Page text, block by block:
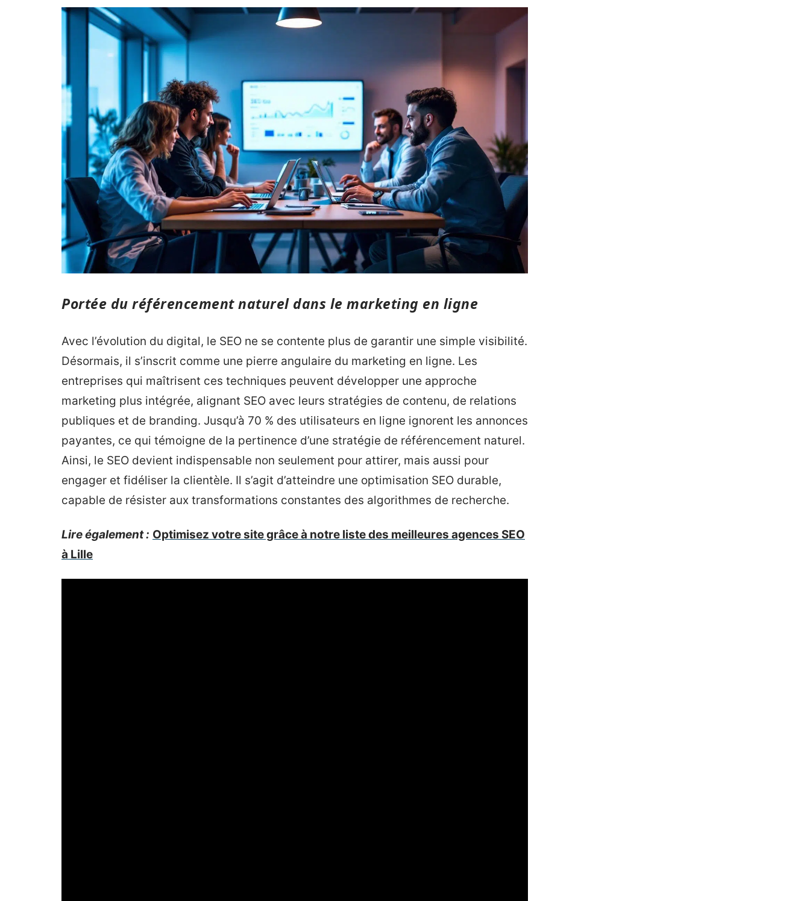
Portée du référencement naturel dans le marketing en ligne
Avec l’évolution du digital, le SEO ne se contente plus de garantir une simple visibilité.
Désormais, il s’inscrit comme une pierre angulaire du marketing en ligne. Les
entreprises qui maîtrisent ces techniques peuvent développer une approche
marketing plus intégrée, alignant SEO avec leurs stratégies de contenu, de relations
publiques et de branding. Jusqu’à 70 % des utilisateurs en ligne ignorent les annonces
payantes, ce qui témoigne de la pertinence d’une stratégie de référencement naturel.
Ainsi, le SEO devient indispensable non seulement pour attirer, mais aussi pour
engager et fidéliser la clientèle. Il s’agit d’atteindre une optimisation SEO durable,
capable de résister aux transformations constantes des algorithmes de recherche.
Lire également : Optimisez votre site grâce à notre liste des meilleures agences SEO
à Lille